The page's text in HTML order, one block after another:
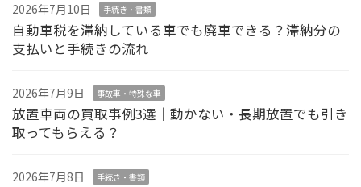
2026年7月10日 手続き・書類
自動車税を滞納している車でも廃車できる？滞納分の
支払いと手続きの流れ
2026年7月9日 事故車・特殊な車
放置車両の買取事例3選｜動かない・長期放置でも引き
取ってもらえる？
2026年7月8日 手続き・書類